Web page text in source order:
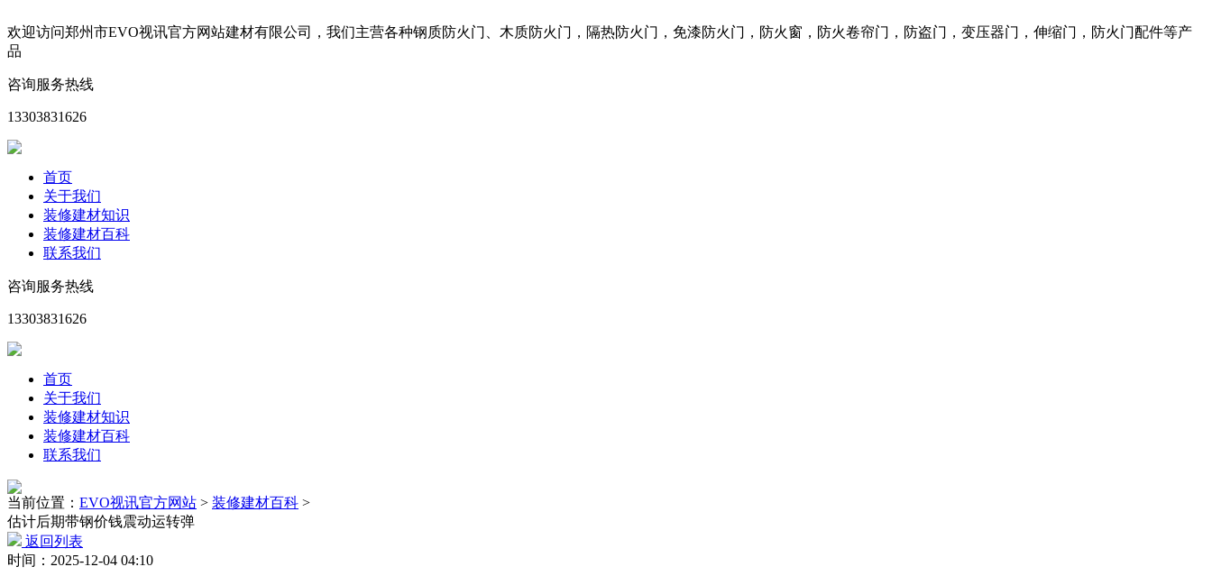
欢迎访问郑州市EVO视讯官方网站建材有限公司，我们主营各种钢质防火门、木质防火门，隔热防火门，免漆防火门，防火窗，防火卷帘门，防盗门，变压器门，伸缩门，防火门配件等产
品
咨询服务热线
13303831626
首页
关于我们
装修建材知识
装修建材百科
联系我们
咨询服务热线
13303831626
首页
关于我们
装修建材知识
装修建材百科
联系我们
当前位置： EVO视讯官方网站 > 装修建材百科 >
估计后期带钢价钱震动运转弹
返回列表
时间：2025-12-04 04:10